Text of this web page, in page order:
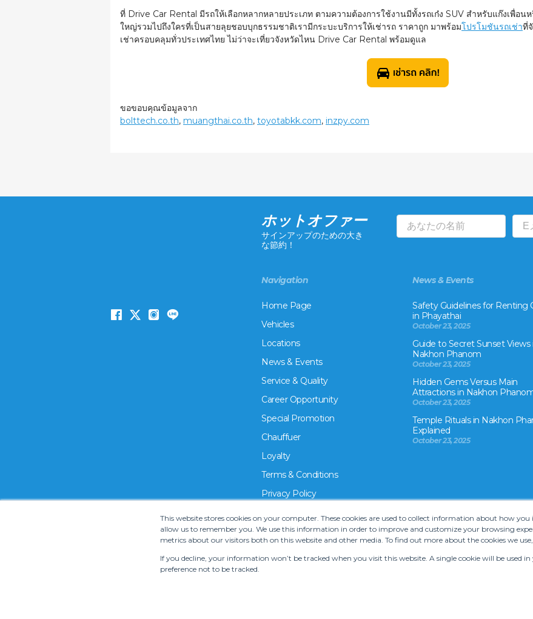
This website stores cookies on your computer. These cookies are used to collect information about how
allow us to remember you. We use this information in order to improve and customize your browsing
metrics about our visitors both on this website and other media. To find out more about the cookies we
If you decline, your information won’t be tracked when you visit this website. A single cookie will be used
preference not to be tracked.
ที่ Drive Car Rental มีรถให้เลือกหลากหลายประเภท ตามความต้องการใช้งานมีทั้งรถเก๋ง SUV สำหรับแก๊งเพื่อ
ใหญ่รวมไปถึงใครที่เป็นสายลุยชอบบุกธรรมชาติเรามีกระบะบริการให้เช่ารถ ราคาถูก มาพร้อมโปรโมชันรถเช่าที่
เช่าครอบคลุมทั่วประเทศไทย ไม่ว่าจะเที่ยวจังหวัดไหน Drive Car Rental พร้อมดูแล
ขอขอบคุณข้อมูลจาก
bolttech.co.th, muangthai.co.th, toyotabkk.com, inzpy.com
ホットオファー
サインアップのための大き
な節約！
Navigation
Home Page
Vehicles
Locations
News & Events
Service & Quality
Career Opportunity
Special Promotion
Chauffuer
Loyalty
Terms & Conditions
Privacy Policy
News & Events
Safety Guidelines for Renting
in Phayathai
October 23, 2025
Guide to Secret Sunset Views
Nakhon Phanom
October 23, 2025
Hidden Gems Versus Main
Attractions in Nakhon
October 23, 2025
Temple Rituals in Nakhon
Explained
October 23, 2025
2026 S.M.T. Rent-A-Car Co, Ltd. •